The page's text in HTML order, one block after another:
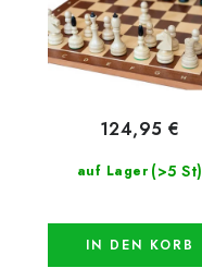
auf Lager (>5 St)
124,95 €
IN DEN KORB